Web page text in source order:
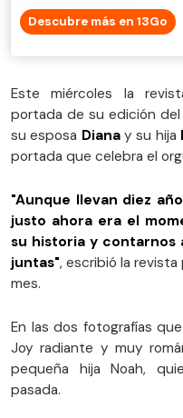
Descubre más en 13Go
Este miércoles la
portada de su edición
su esposa Dianay su hija
portada que celebra el
"Aunque llevan diez
justo ahora era el
su historia y contarnos
juntas", escribió la
mes.
En las dos fotografías
Joy radiante y muy
pequeña hija Noah,
pasada.